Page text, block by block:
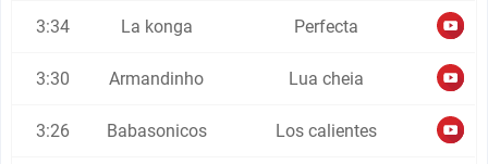
3:34 La konga Perfecta
3:30 Armandinho Lua cheia
3:26 Babasonicos Los calientes